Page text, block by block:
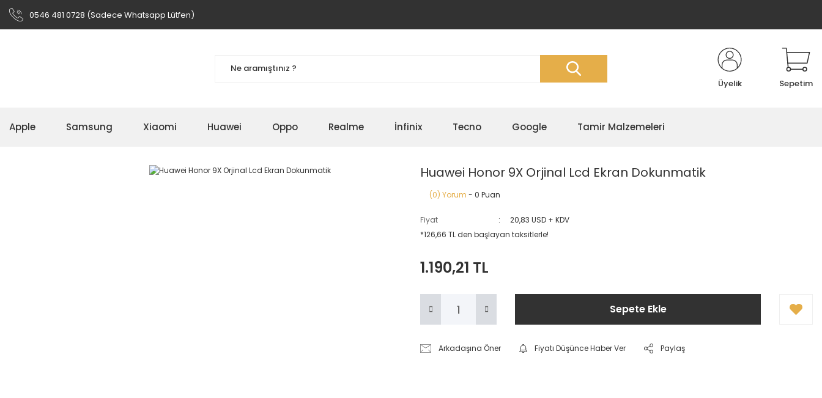
0546 481 0728 (Sadece Whatsapp Lütfen)
Üyelik Sepetim
Apple Samsung Xiaomi Huawei Oppo Realme İnfinix Tecno Google Tamir Malzemeleri
Huawei Honor 9X Orjinal Lcd Ekran Dokunmatik
(0) Yorum - 0 Puan
Fiyat
20,83 USD + KDV
*126,66 TL den başlayan taksitlerle!
1.190,21 TL
Sepete Ekle
Arkadaşına Öner Fiyatı Düşünce Haber Ver Paylaş